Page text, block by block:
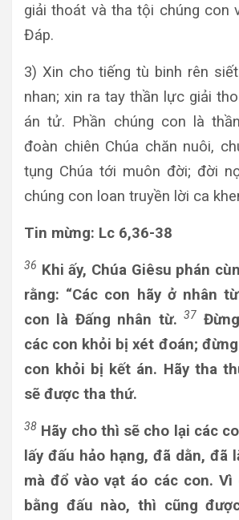
giải thoát và tha tội chúng con
Đáp.
3) Xin cho tiếng tù binh rên
nhan; xin ra tay thần lực giải
án tử. Phần chúng con là
đoàn chiên Chúa chăn nuôi,
tụng Chúa tới muôn đời; đời
chúng con loan truyền lời ca
Tin mừng: Lc 6,36-38
36 Khi ấy, Chúa Giêsu phán
rằng: “Các con hãy ở nhân
con là Đấng nhân từ.37
các con khỏi bị xét đoán;
con khỏi bị kết án. Hãy tha
sẽ được tha thứ.
38 Hãy cho thì sẽ cho lại các
lấy đấu hảo hạng, đã dằn, đã
mà đổ vào vạt áo các con. Vì
bằng đấu nào, thì cũng